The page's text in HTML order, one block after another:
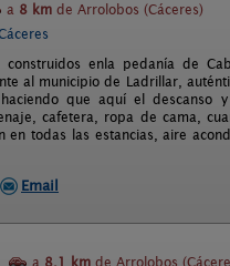
a 8 km de Arrolobos (Cáceres)
enla pedanía de
al municipio de Ladrillar,
que aquí el descanso
cafetera, ropa de cama,
todas las estancias, aire
Email
a 8,1 km de Arrolobos